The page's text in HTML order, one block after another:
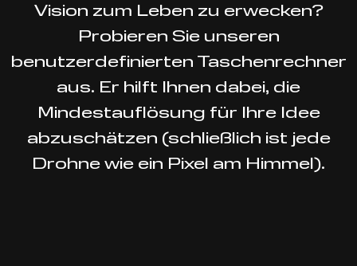
Vision zum Leben zu erwecken?
Probieren Sie unseren
benutzerdefinierten Taschenrechner
aus. Er hilft Ihnen dabei, die
Mindestauflösung für Ihre Idee
abzuschätzen (schließlich ist jede
Drohne wie ein Pixel am Himmel).